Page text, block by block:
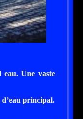
eau. Une vaste
principal.